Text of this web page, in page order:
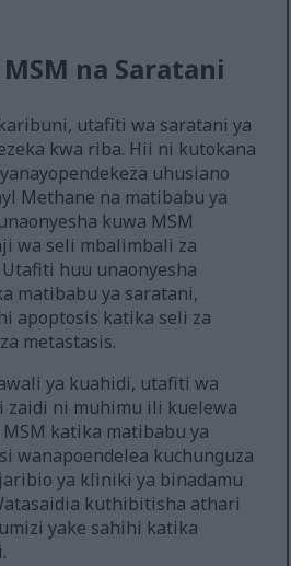
na Saratani
utafiti wa saratani ya
kwa riba. Hii ni kutokana
uhusiano
Methane na matibabu ya
kuwa MSM
wa seli mbalimbali za
huu unaonyesha
matibabu ya saratani,
apoptosis katika seli za
metastasis.
ya kuahidi, utafiti wa
zaidi ni muhimu ili kuelewa
katika matibabu ya
wanapoendelea kuchunguza
ya kliniki ya binadamu
kuthibitisha athari
yake sahihi katika